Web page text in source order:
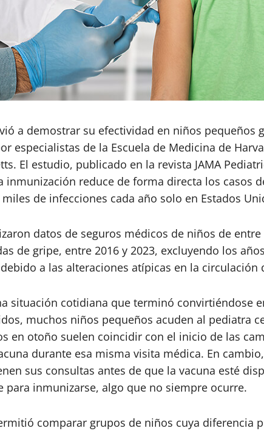
a demostrar su efectividad en niños pequeños
especialistas de la Escuela de Medicina de
El estudio, publicado en la revista JAMA
inmunización reduce de forma directa los casos
de infecciones cada año solo en Estados
datos de seguros médicos de niños de
de gripe, entre 2016 y 2023, excluyendo los
a las alteraciones atípicas en la
situación cotidiana que terminó convirtiéndose
muchos niños pequeños acuden al pediatra
en otoño suelen coincidir con el inicio de las
durante esa misma visita médica. En
sus consultas antes de que la vacuna esté
para inmunizarse, algo que no siempre ocurre.
comparar grupos de niños cuya diferencia